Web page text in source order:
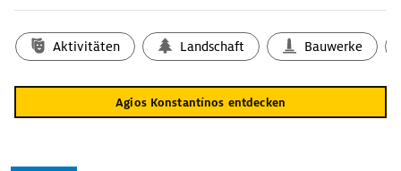
Aktivitäten Landschaft Bauwerke
Agios Konstantínos entdecken